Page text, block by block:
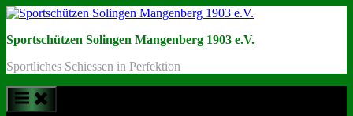
Skip
content
Sportschützen Solingen Mangenberg 1903 e.V.
Sportliches Schiessen in Perfektion